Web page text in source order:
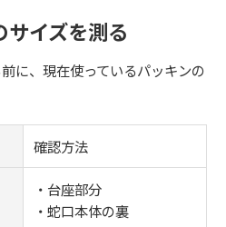
サイズを測る
に、現在使っているパッキンの
確認方法
・台座部分
・蛇口本体の裏